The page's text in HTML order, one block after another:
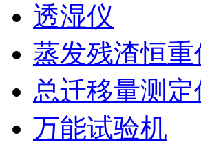
透湿仪
蒸发残渣恒重
总迁移量测定
万能试验机